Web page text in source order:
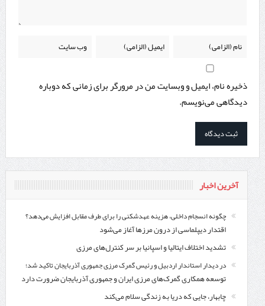
ذخیره نام، ایمیل و وبسایت من در مرورگر برای زمانی که دوباره
دیدگاهی می‌نویسم.
آخرین اخبار
چگونه انسجام داخلی، هزینه عهدشکنی را برای طرف مقابل افزایش می‌دهد؟
اقتدار دیپلماسی از درون مرزها آغاز می‌شود
تشدید اختلاف ایتالیا و اسپانیا بر سر کنترل‌های مرزی
در دیدار استاندار اردبیل و رئیس گمرک مرزی جمهوری آذربایجان تاکید شد؛
توسعه همکاری گمرک‌های مرزی ایران و جمهوری آذربایجان ضرورت دارد
چابهار، جایی که دریا به زندگی سلام می‌کند